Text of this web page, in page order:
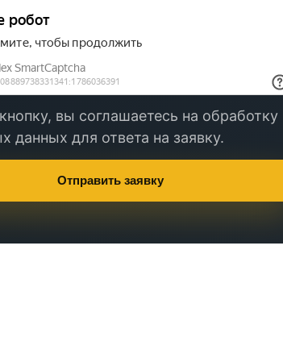
вы соглашаетесь на обработку
данных для ответа на заявку.
Отправить заявку